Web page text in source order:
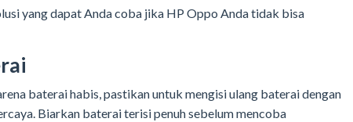
yang dapat Anda coba jika HP Oppo Anda tidak bisa
baterai habis, pastikan untuk mengisi ulang baterai dengan
Biarkan baterai terisi penuh sebelum mencoba